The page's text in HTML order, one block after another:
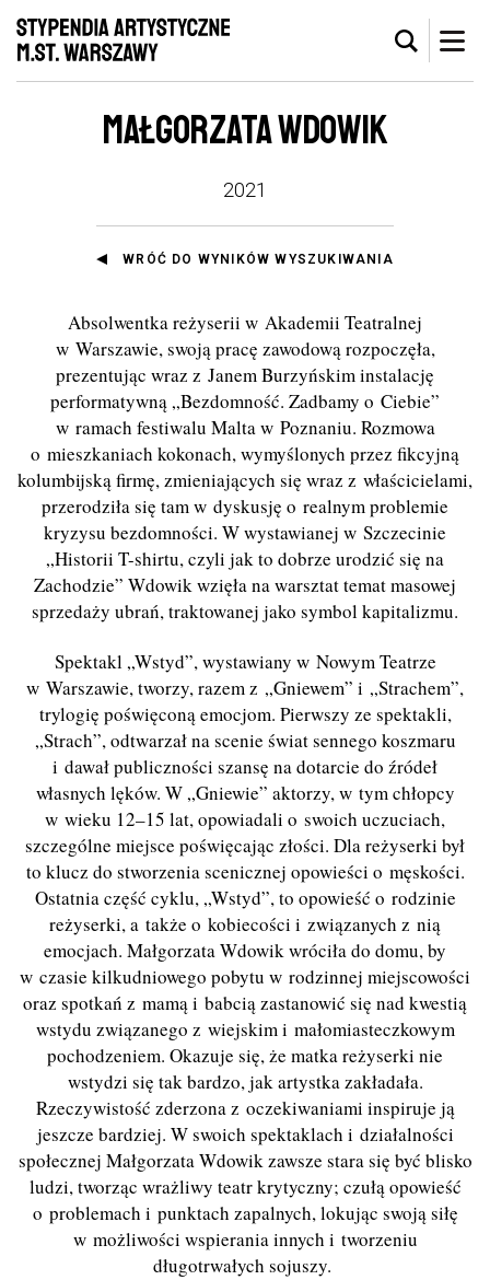
MAŁGORZATA WDOWIK
2021
WRÓĆ DO WYNIKÓW WYSZUKIWANIA
Absolwentka reżyserii w Akademii Teatralnej
w Warszawie, swoją pracę zawodową rozpoczęła,
prezentując wraz z Janem Burzyńskim instalację
performatywną „Bezdomność. Zadbamy o Ciebie”
w ramach festiwalu Malta w Poznaniu. Rozmowa
o mieszkaniach kokonach, wymyślonych przez fikcyjną
kolumbijską firmę, zmieniających się wraz z właścicielami,
przerodziła się tam w dyskusję o realnym problemie
kryzysu bezdomności. W wystawianej w Szczecinie
„Historii T-shirtu, czyli jak to dobrze urodzić się na
Zachodzie” Wdowik wzięła na warsztat temat masowej
sprzedaży ubrań, traktowanej jako symbol kapitalizmu.
Spektakl „Wstyd”, wystawiany w Nowym Teatrze
w Warszawie, tworzy, razem z „Gniewem” i „Strachem”,
trylogię poświęconą emocjom. Pierwszy ze spektakli,
„Strach”, odtwarzał na scenie świat sennego koszmaru
i dawał publiczności szansę na dotarcie do źródeł
własnych lęków. W „Gniewie” aktorzy, w tym chłopcy
w wieku 12–15 lat, opowiadali o swoich uczuciach,
szczególne miejsce poświęcając złości. Dla reżyserki był
to klucz do stworzenia scenicznej opowieści o męskości.
Ostatnia część cyklu, „Wstyd”, to opowieść o rodzinie
reżyserki, a także o kobiecości i związanych z nią
emocjach. Małgorzata Wdowik wróciła do domu, by
w czasie kilkudniowego pobytu w rodzinnej miejscowości
oraz spotkań z mamą i babcią zastanowić się nad kwestią
wstydu związanego z wiejskim i małomiasteczkowym
pochodzeniem. Okazuje się, że matka reżyserki nie
wstydzi się tak bardzo, jak artystka zakładała.
Rzeczywistość zderzona z oczekiwaniami inspiruje ją
jeszcze bardziej. W swoich spektaklach i działalności
społecznej Małgorzata Wdowik zawsze stara się być blisko
ludzi, tworząc wrażliwy teatr krytyczny; czułą opowieść
o problemach i punktach zapalnych, lokując swoją siłę
w możliwości wspierania innych i tworzeniu
długotrwałych sojuszy.